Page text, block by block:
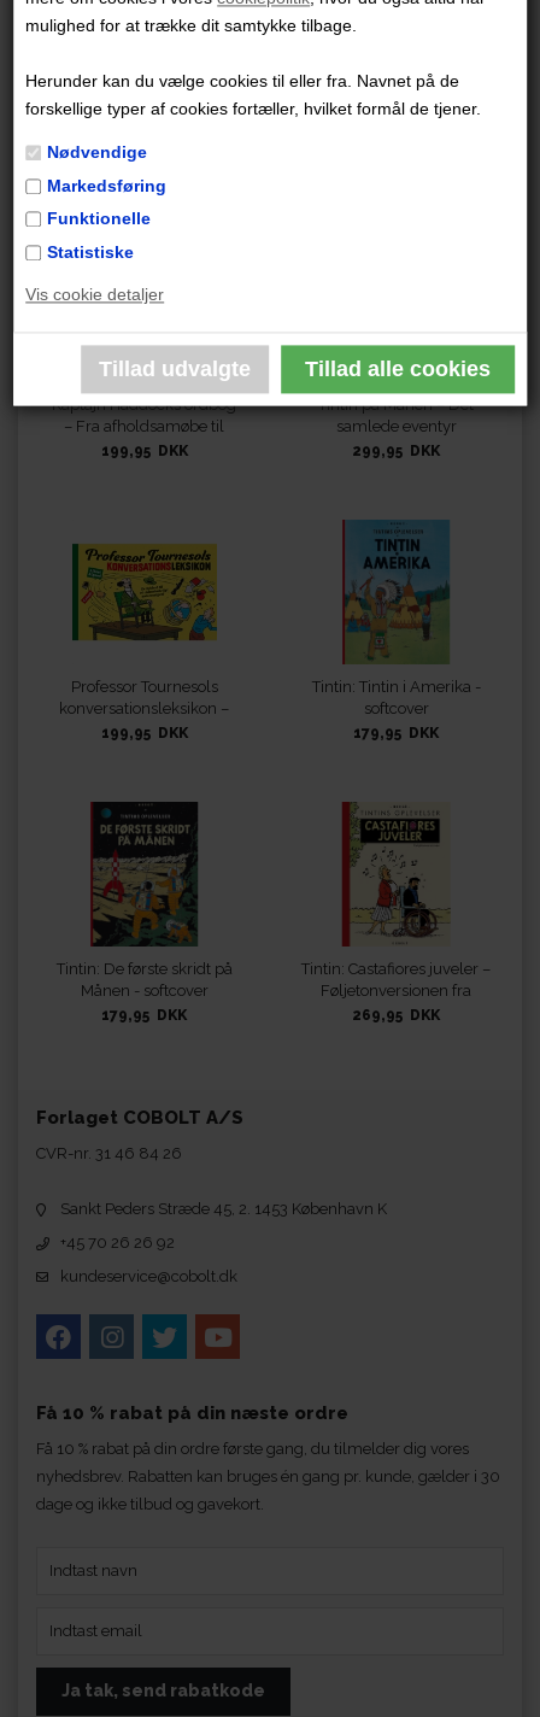
mulighed for at trække dit samtykke tilbage.
Herunder kan du vælge cookies til eller fra. Navnet på de
forskellige typer af cookies fortæller, hvilket formål de tjener.
Nødvendige
Markedsføring
Funktionelle
Statistiske
Vis cookie detaljer
førsteudgave i Hergés hjemland Belgien.
Oversættelsen er til gengæld ny og er udført af Niels
Søndergaard.
Retroudgaverne omfatter de 22 album,
som Hergé nåede at færdiggøre i farver.
Måske er du også interesseret i disse
udgivelser
Kaptajn Haddocks ordbog
– Fra afholdsamøbe til
åndsbolle
199,95 DKK
Tintin på Månen – Det
samlede eventyr
299,95 DKK
Professor Tournesols
konversationsleksikon –
En hyldest til et
199,95 DKK
Tintin: Tintin i Amerika -
softcover
179,95 DKK
Tintin: De første skridt på
Månen - softcover
179,95 DKK
Tintin: Castafiores juveler –
Føljetonversionen fra
1961-62
269,95 DKK
Forlaget COBOLT A/S
CVR-nr. 31 46 84 26
Sankt Peders Stræde 45, 2. 1453 København K
+45 70 26 26 92
kundeservice@cobolt.dk
Få 10 % rabat på din næste ordre
Få 10 % rabat på din ordre første gang, du tilmelder dig vores
nyhedsbrev. Rabatten kan bruges én gang pr. kunde, gælder i 30
dage og ikke tilbud og gavekort.